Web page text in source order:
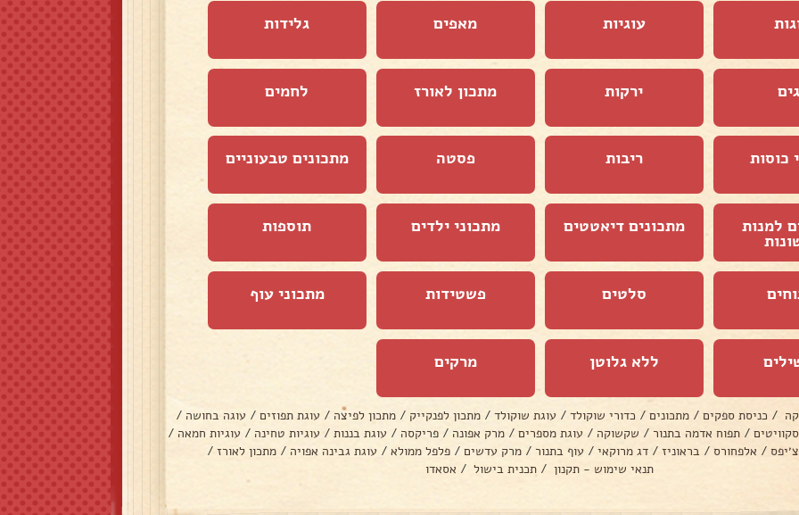
עוגיות מאפים גלידות
ירקות מתכון לאורז לחמים
כוסות ריבות פסטה מתכונים טבעוניים
למנות מתכונים דיאטטים מתכוני ילדים תוספות
סלטים פשטידות מתכוני עוף
ללא גלוטן מרקים
/ כניסת ספקים / מתכונים / כדורי שוקולד / עוגת שוקולד / מתכון לפנקייק / מתכון לפיצה / עוגת תפוזים / עוגה בחושה /
/ תפוח אדמה בתנור / שקשוקה / עוגת מספרים / מרק אפונה / פריקסה / עוגת בננות / עוגיות טחינה / עוגיות חמאה /
/ אלפחורס / בראוניז / דג מרוקאי / עוף בתנור / מרק עדשים / פלפל ממולא / עוגת גבינה אפויה / מתכון לאורז /
תנאי שימוש - תקנון / תכנית בישול / אסאדו